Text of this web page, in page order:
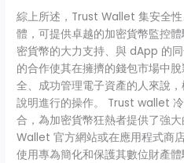
綜上所述，Trust Wallet 集安全
體，可提供卓越的加密貨幣監控
密貨幣的大力支持、與 dApp 的
的合作使其在擁擠的錢包市場中
全、成功管理電子資產的人來說
說明進行的操作。 Trust wallet
合，為加密貨幣狂熱者提供了強
Wallet 官方網站或在應用程式商
使用專為簡化和保護其數位財產